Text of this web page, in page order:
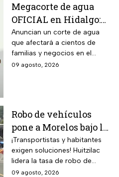
Megacorte de agua
OFICIAL en Hidalgo:
Colonias se quedan
sin servicio del 11 al
14 de agosto
Anuncian un corte de agua
que afectará a cientos de
familias y negocios en el
municipio de Pachuca, a lo
09 agosto, 2026
Robo de vehículos
pone a Morelos bajo la
lupa: Huitzilac
registra la mayor tasa
del país
¡Transportistas y habitantes
exigen soluciones! Huitzilac
lidera la tasa de robo de
vehículos en México, con 78
09 agosto, 2026